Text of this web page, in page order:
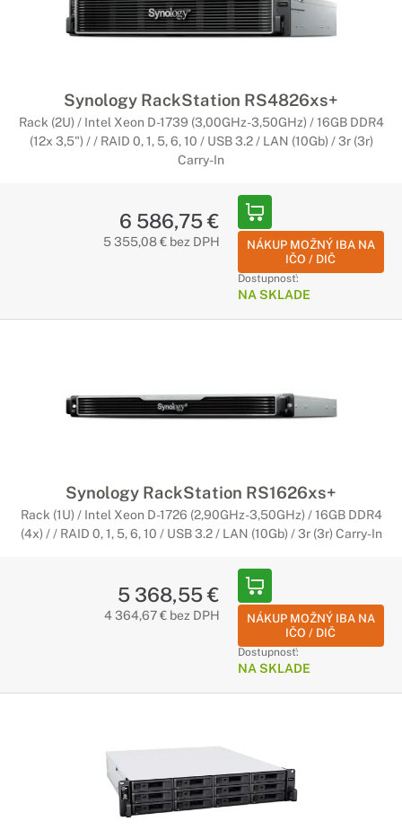
Synology RackStation RS4826xs+
Rack (2U) / Intel Xeon D-1739 (3,00GHz-3,50GHz) / 16GB DDR4
(12x 3,5") / / RAID 0, 1, 5, 6, 10 / USB 3.2 / LAN (10Gb) / 3r (3r)
Carry-In
6 586,75 €
5 355,08 € bez DPH
NÁKUP MOŽNÝ IBA NA
IČO / DIČ
Dostupnosť:
NA SKLADE
Synology RackStation RS1626xs+
Rack (1U) / Intel Xeon D-1726 (2,90GHz-3,50GHz) / 16GB DDR4
(4x) / / RAID 0, 1, 5, 6, 10 / USB 3.2 / LAN (10Gb) / 3r (3r) Carry-In
5 368,55 €
4 364,67 € bez DPH
NÁKUP MOŽNÝ IBA NA
IČO / DIČ
Dostupnosť:
NA SKLADE